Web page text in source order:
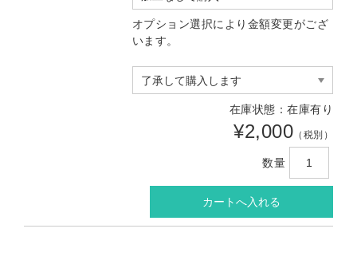
オプション選択により金額変更がござ
います。
在庫状態：在庫有り
¥2,000 （税別）
数量